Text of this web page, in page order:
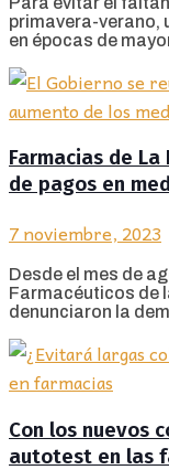
primavera-verano,
en épocas de
Farmacias de
de pagos en
7 noviembre, 2023
Desde el mes de
Farmacéuticos de
denunciaron la
Con los nuevos
autotest en las